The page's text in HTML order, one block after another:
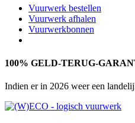
Vuurwerk bestellen
Vuurwerk afhalen
Vuurwerkbonnen
100% GELD-TERUG-
Indien er in 2026 weer een